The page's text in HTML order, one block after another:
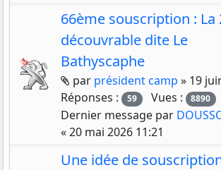
66ème souscription : La
découvrable dite Le
Bathyscaphe
Pièces jointes
par président camp » 19
Réponses :
59 Vues : 8890
Dernier message par
«20 mai 2026 11:21
Une idée de